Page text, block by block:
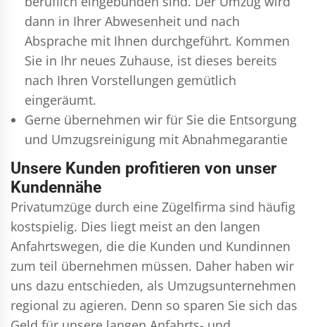
dann in Ihrer Abwesenheit und nach
Absprache mit Ihnen durchgeführt. Kommen
Sie in Ihr neues Zuhause, ist dieses bereits
nach Ihren Vorstellungen gemütlich
eingeräumt.
Gerne übernehmen wir für Sie die Entsorgung
und Umzugsreinigung mit Abnahmegarantie
Unsere Kunden profitieren von unser
Kundennähe
Privatumzüge durch eine Zügelfirma sind häufig
kostspielig. Dies liegt meist an den langen
Anfahrtswegen, die die Kunden und Kundinnen
zum teil übernehmen müssen. Daher haben wir
uns dazu entschieden, als Umzugsunternehmen
regional zu agieren. Denn so sparen Sie sich das